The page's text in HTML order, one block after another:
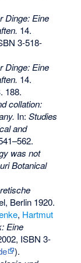
Dinge: Eine
14.
3-518-
Dinge: Eine
14.
188.
collation:
In:Studies
and
was not
Botanical
Berlin 1920.
, Hartmut
Eine
ISBN 3-
).